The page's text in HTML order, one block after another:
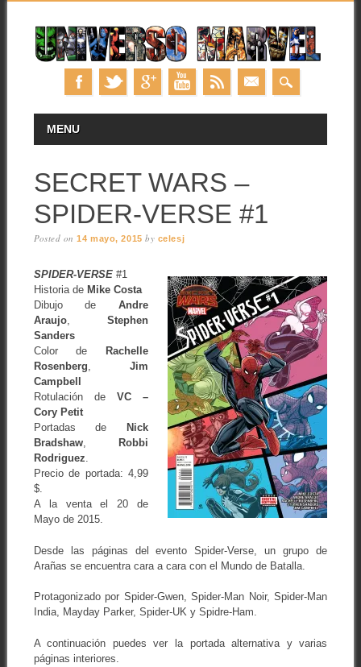
MAIN MENU
MENU
SECRET WARS –
SPIDER-VERSE #1
Posted on14 mayo, 2015 by celesj
SPIDER-VERSE#1
Historia de Mike Costa
Dibujo deAndre
Araujo,Stephen
Sanders
Color de
Rachelle
Rosenberg,Jim
Campbell
Rotulación deVC –
Cory Petit
Portadas de
Nick
Bradshaw,
Robbi
Rodriguez.
Precio de portada: 4,99
$.
A la venta el 20 de
Mayo de 2015.
Desde las páginas del evento Spider-Verse, un grupo de
Arañas se encuentra cara a cara con el Mundo de Batalla.
Protagonizado por Spider-Gwen, Spider-Man Noir, Spider-Man
India, Mayday Parker, Spider-UK y Spidre-Ham.
A continuación puedes ver la portada alternativa y varias
páginas interiores.